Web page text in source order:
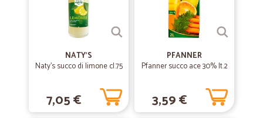
NATY'S
Naty's succo di limone cl.75
7,05 €
PFANNER
Pfanner succo ace 30% lt.2
3,59 €